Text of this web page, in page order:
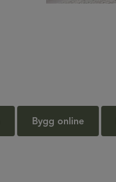
Bygg online